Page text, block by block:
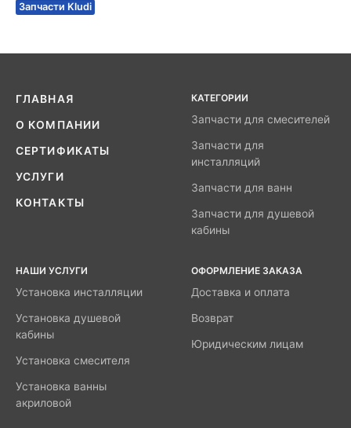
Запчасти Kludi
ГЛАВНАЯ
О КОМПАНИИ
СЕРТИФИКАТЫ
УСЛУГИ
КОНТАКТЫ
КАТЕГОРИИ
Запчасти для смесителей
Запчасти для
инсталляций
Запчасти для ванн
Запчасти для душевой
кабины
НАШИ УСЛУГИ
Установка инсталляции
Установка душевой
кабины
Установка смесителя
Установка ванны
акриловой
ОФОРМЛЕНИЕ ЗАКАЗА
Доставка и оплата
Возврат
Юридическим лицам